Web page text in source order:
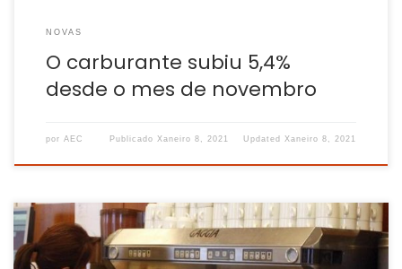
NOVAS
O carburante subiu 5,4%
desde o mes de novembro
por AEC PublicadoXaneiro 8, 2021 UpdatedXaneiro 8, 2021